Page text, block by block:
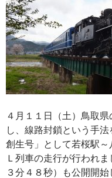
４月１１日（土）鳥取
し、線路封鎖という手
創生号」として若桜駅
Ｌ列車の走行が行われ
３分４８秒）も公開開始